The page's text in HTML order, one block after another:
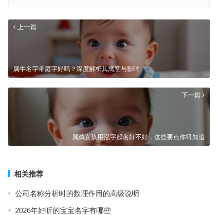
上一篇
属牛名字带庭字好吗？深度解析其寓意与影响
下一篇
属鸡女孩用泓字起名好不好，这些要点你得知道
相关推荐
公司名称分析时的数理作用的高级说明
2026年好听的宝宝名字有哪些